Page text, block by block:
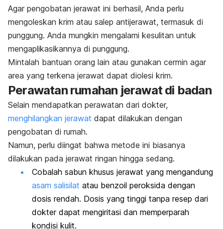
Agar pengobatan jerawat ini berhasil, Anda perlu
mengoleskan krim atau salep antijerawat, termasuk di
punggung. Anda mungkin mengalami kesulitan untuk
mengaplikasikannya di punggung.
Mintalah bantuan orang lain atau gunakan cermin agar
area yang terkena jerawat dapat diolesi krim.
Perawatan rumahan jerawat di badan
Selain mendapatkan perawatan dari dokter,
menghilangkan jerawat dapat dilakukan dengan
pengobatan di rumah.
Namun, perlu diingat bahwa metode ini biasanya
dilakukan pada jerawat ringan hingga sedang.
Cobalah sabun khusus jerawat yang mengandung
asam salisilat atau benzoil peroksida dengan
dosis rendah. Dosis yang tinggi tanpa resep dari
dokter dapat mengiritasi dan memperparah
kondisi kulit.